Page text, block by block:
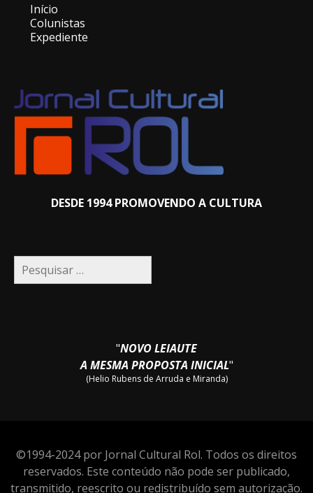
Início
Colunistas
Expediente
DESDE 1994 PROMOVENDO A CULTURA
Pesquisar
por:
"NOVO LEIAUTE
A MESMA PROPOSTA INICIAL"
(Helio Rubens de Arruda e Miranda)
©1994-2024 por Jornal Cultural Rol. Todos os direitos
reservados. Este conteúdo não pode ser publicado,
transmitido, reescrito ou redistribuído sem autorização.